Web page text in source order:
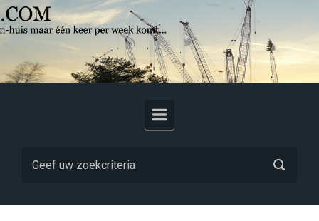
Skip to main content